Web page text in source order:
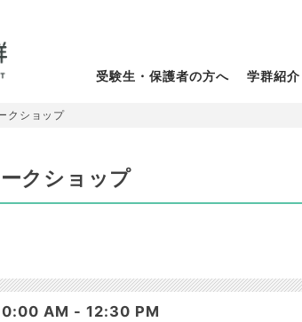
受験生・保護者の方へ 学群紹介
クショップ
クショップ
AM - 12:30 PM